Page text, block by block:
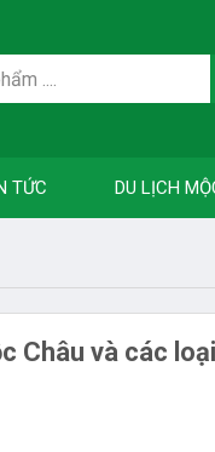
TỨC DU LỊCH
Châu và các